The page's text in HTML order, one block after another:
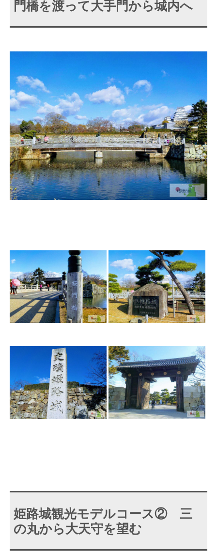
門橋を渡って大手門から城内へ
姫路城観光モデルコース② 三
の丸から大天守を望む